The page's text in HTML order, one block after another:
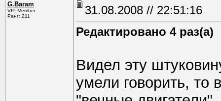
G.Baram
VIP Member
Ранг: 211
31.08.2008 // 22:51:16
Редактировано 4 раз(а)
Видел эту
умели говорить, то